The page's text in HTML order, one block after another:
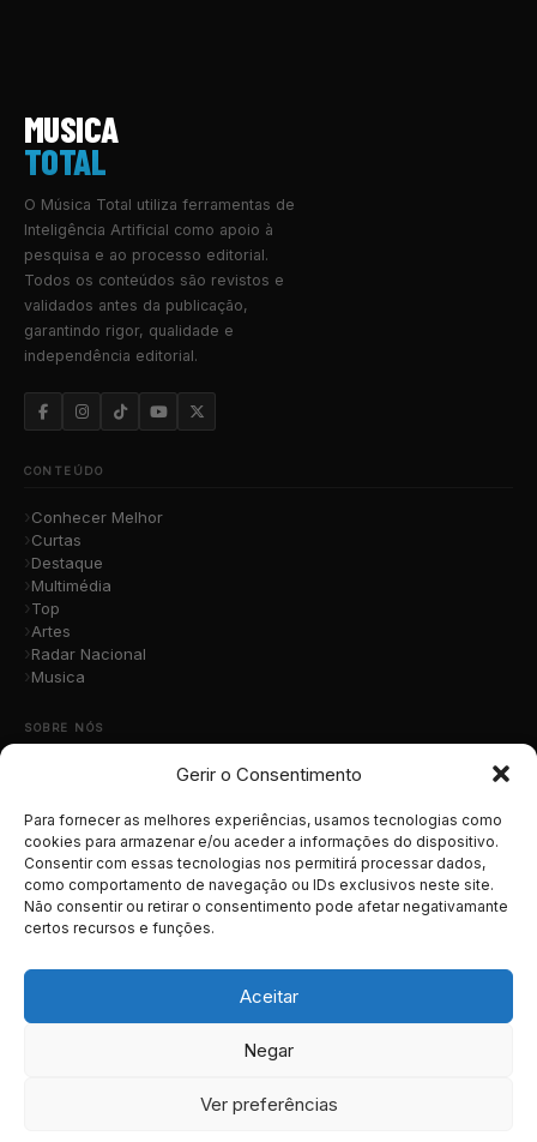
Gerir o Consentimento
Para fornecer as melhores experiências, usamos tecnologias como
cookies para armazenar e/ou aceder a informações do dispositivo.
Consentir com essas tecnologias nos permitirá processar dados,
como comportamento de navegação ou IDs exclusivos neste site.
Não consentir ou retirar o consentimento pode afetar negativamante
certos recursos e funções.
Aceitar
Negar
Ver preferências
MUSICA
TOTAL
O Música Total utiliza ferramentas de
Inteligência Artificial como apoio à
pesquisa e ao processo editorial.
Todos os conteúdos são revistos e
validados antes da publicação,
garantindo rigor, qualidade e
independência editorial.
CONTEÚDO
Conhecer Melhor
Curtas
Destaque
Multimédia
Top
Artes
Radar Nacional
Musica
SOBRE NÓS
Contacto
Submete a Tua Música
Publicidade
Apoiar o Projeto